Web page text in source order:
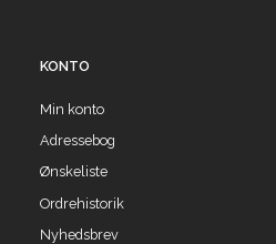
KONTO
Min konto
Adressebog
Ønskeliste
Ordrehistorik
Nyhedsbrev